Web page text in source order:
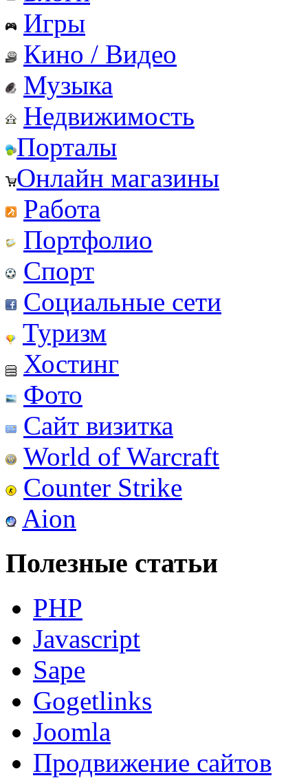
Игры
Кино / Видео
Музыка
Недвижимость
Порталы
Онлайн магазины
Работа
Портфолио
Спорт
Социальные сети
Туризм
Хостинг
Фото
Сайт визитка
World of Warcraft
Counter Strike
Aion
Полезные статьи
PHP
Javascript
Sape
Gogetlinks
Joomla
Продвижение сайтов